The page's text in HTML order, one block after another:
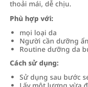
thoải mái, dễ chịu.
Phù hợp với:
mọi loại da
Người cần dưỡng
Routine dưỡng da
Cách sử dụng:
Sử dụng sau bước